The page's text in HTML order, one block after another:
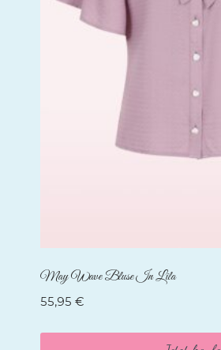
May Wave Bluse In Lila
55,95 €